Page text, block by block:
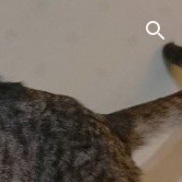
Skip to navigation